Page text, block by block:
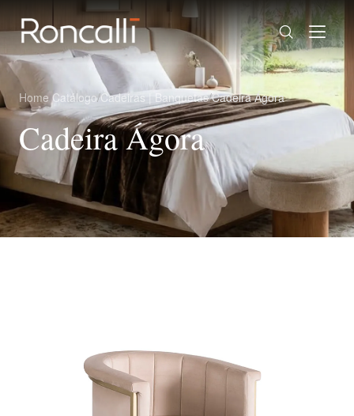
Home /Catálogo/Cadeiras | Banquetas/Cadeira Ágora
Cadeira Ágora